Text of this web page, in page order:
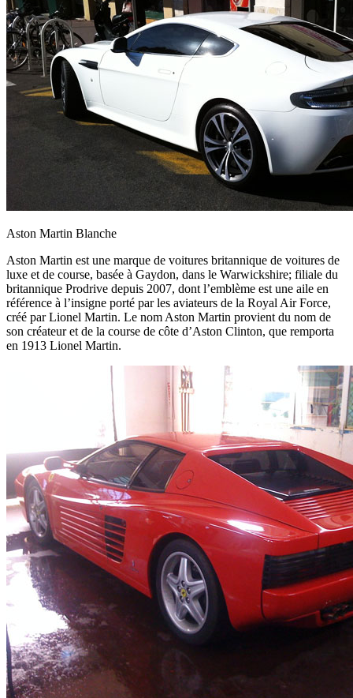
Aston Martin Blanche
Aston Martin est une marque de voitures britannique de voitures de
luxe et de course, basée à Gaydon, dans le Warwickshire; filiale du
britannique Prodrive depuis 2007, dont l’emblème est une aile en
référence à l’insigne porté par les aviateurs de la Royal Air Force,
créé par Lionel Martin. Le nom Aston Martin provient du nom de
son créateur et de la course de côte d’Aston Clinton, que remporta
en 1913 Lionel Martin.